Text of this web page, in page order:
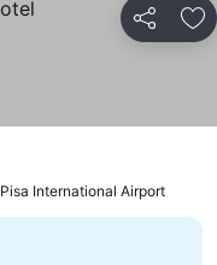
Jaa
hinnat
International Airport